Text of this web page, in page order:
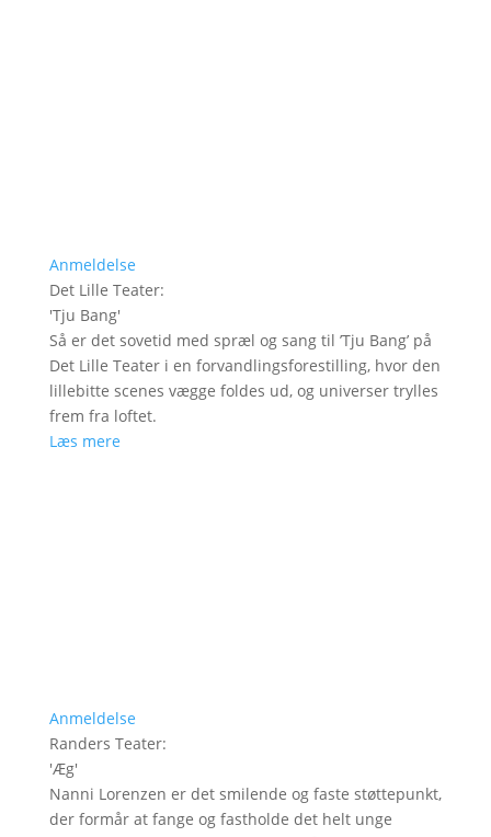
Anmeldelse
Det Lille Teater:
'Tju Bang'
Så er det sovetid med spræl og sang til ’Tju Bang’ på
Det Lille Teater i en forvandlingsforestilling, hvor den
lillebitte scenes vægge foldes ud, og universer trylles
frem fra loftet.
Læs mere
Anmeldelse
Randers Teater:
'Æg'
Nanni Lorenzen er det smilende og faste støttepunkt,
der formår at fange og fastholde det helt unge